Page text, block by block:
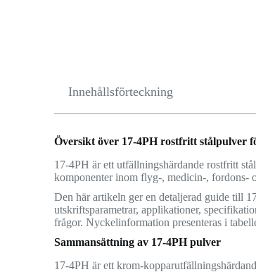
Innehållsförteckning
Översikt över 17-4PH rostfritt stålpulver
17-4PH är ett utfällningshärdande rostfritt
komponenter inom flyg-, medicin-, fordons-
Den här artikeln ger en detaljerad guide till
utskriftsparametrar, applikationer,
frågor. Nyckelinformation presenteras i
Sammansättning av 17-4PH pulver
17-4PH är ett krom-